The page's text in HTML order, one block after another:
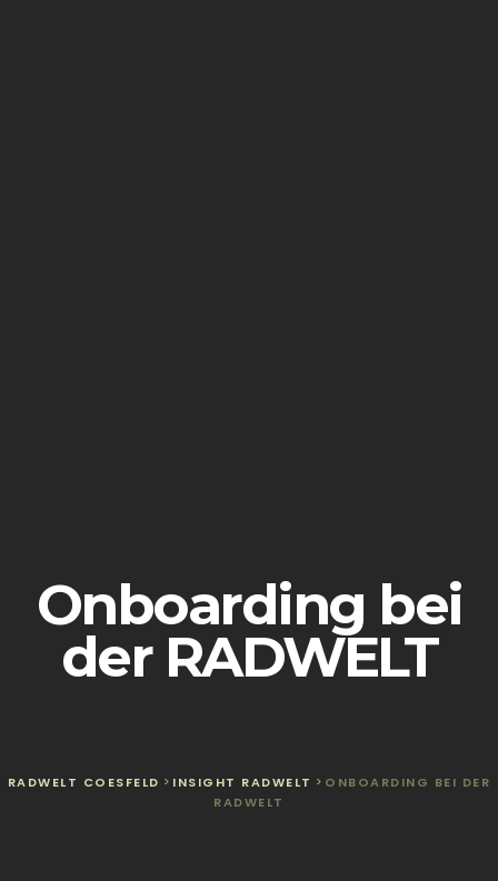
Onboarding bei
der RADWELT
RADWELT COESFELD > INSIGHT RADWELT > ONBOARDING BEI DER
RADWELT